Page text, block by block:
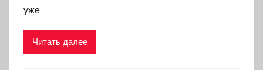
уже
Читать далее